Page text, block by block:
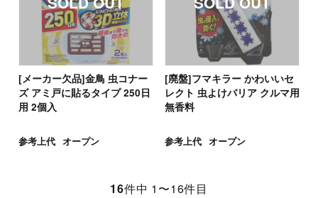
[メーカー欠品]金鳥 虫コナー
ズ アミ戸に貼るタイプ 250日
用 2個入
参考上代 オープン
[廃盤]フマキラー かわいいセ
レクト 虫よけバリア クルマ用
無香料
参考上代 オープン
16件中 1〜16件目